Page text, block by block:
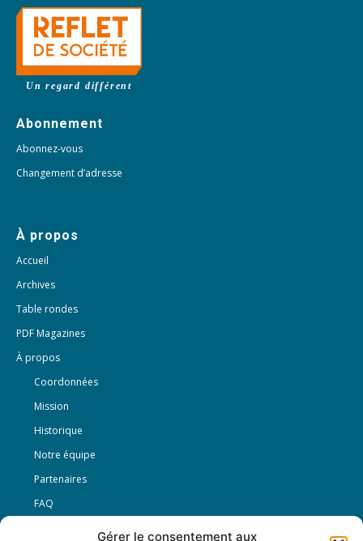
Gérer le consentement aux
Un regard différent
Abonnement
Abonnez-vous
Changement d’adresse
À propos
Accueil
Archives
Table rondes
PDF Magazines
À propos
Coordonnées
Mission
Historique
Notre équipe
Partenaires
FAQ